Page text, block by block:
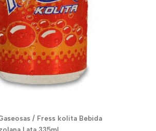
/ Fress kolita Bebida
Lata 335ml